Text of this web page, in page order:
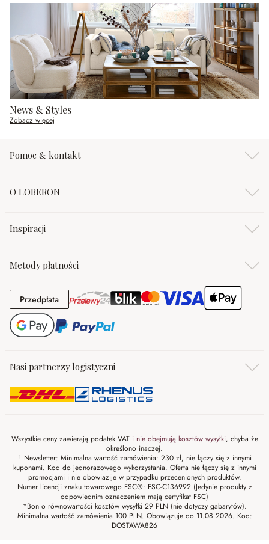
News & Styles
Zobacz więcej
Pomoc & kontakt
O LOBERON
Inspiracji
Metody płatności
PrzedpłataPrzedpłata
Nasi partnerzy logistyczni
Wszystkie ceny zawierają podatek VAT i nie obejmują kosztów wysyłki, chyba że
określono inaczej.
¹ Newsletter: Minimalna wartość zamówienia: 230 zł, nie łączy się z innymi
kuponami. Kod do jednorazowego wykorzystania. Oferta nie łączy się z innymi
promocjami i nie obowiazije w przypadku przecenionych produktów.
Numer licencji znaku towarowego FSC®: FSC-C136992 (Jedynie produkty z
odpowiednim oznaczeniem mają certyfikat FSC)
*Bon o równowartości kosztów wysyłki 29 PLN (nie dotyczy gabarytów).
Minimalna wartość zamówienia 100 PLN. Obowiązuje do 11.08.2026. Kod:
DOSTAWA826